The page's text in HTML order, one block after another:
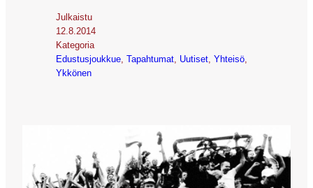
Julkaistu
12.8.2014
Kategoria
Edustusjoukkue Tapahtumat Uutiset Yhteisö
Ykkönen